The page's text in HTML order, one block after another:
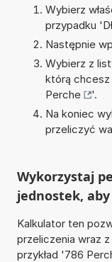
Wybierz
przypadku '
Następnie
Wybierz z
którą
Perche
'.
Na koniec
przeliczyć
Wykorzystaj
jednostek,
Kalkulator ten
przeliczenia wraz
przykład '786